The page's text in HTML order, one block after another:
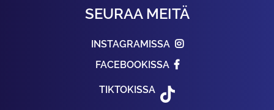
SEURAA MEITÄ
INSTAGRAMISSA
FACEBOOKISSA
TIKTOKISSA